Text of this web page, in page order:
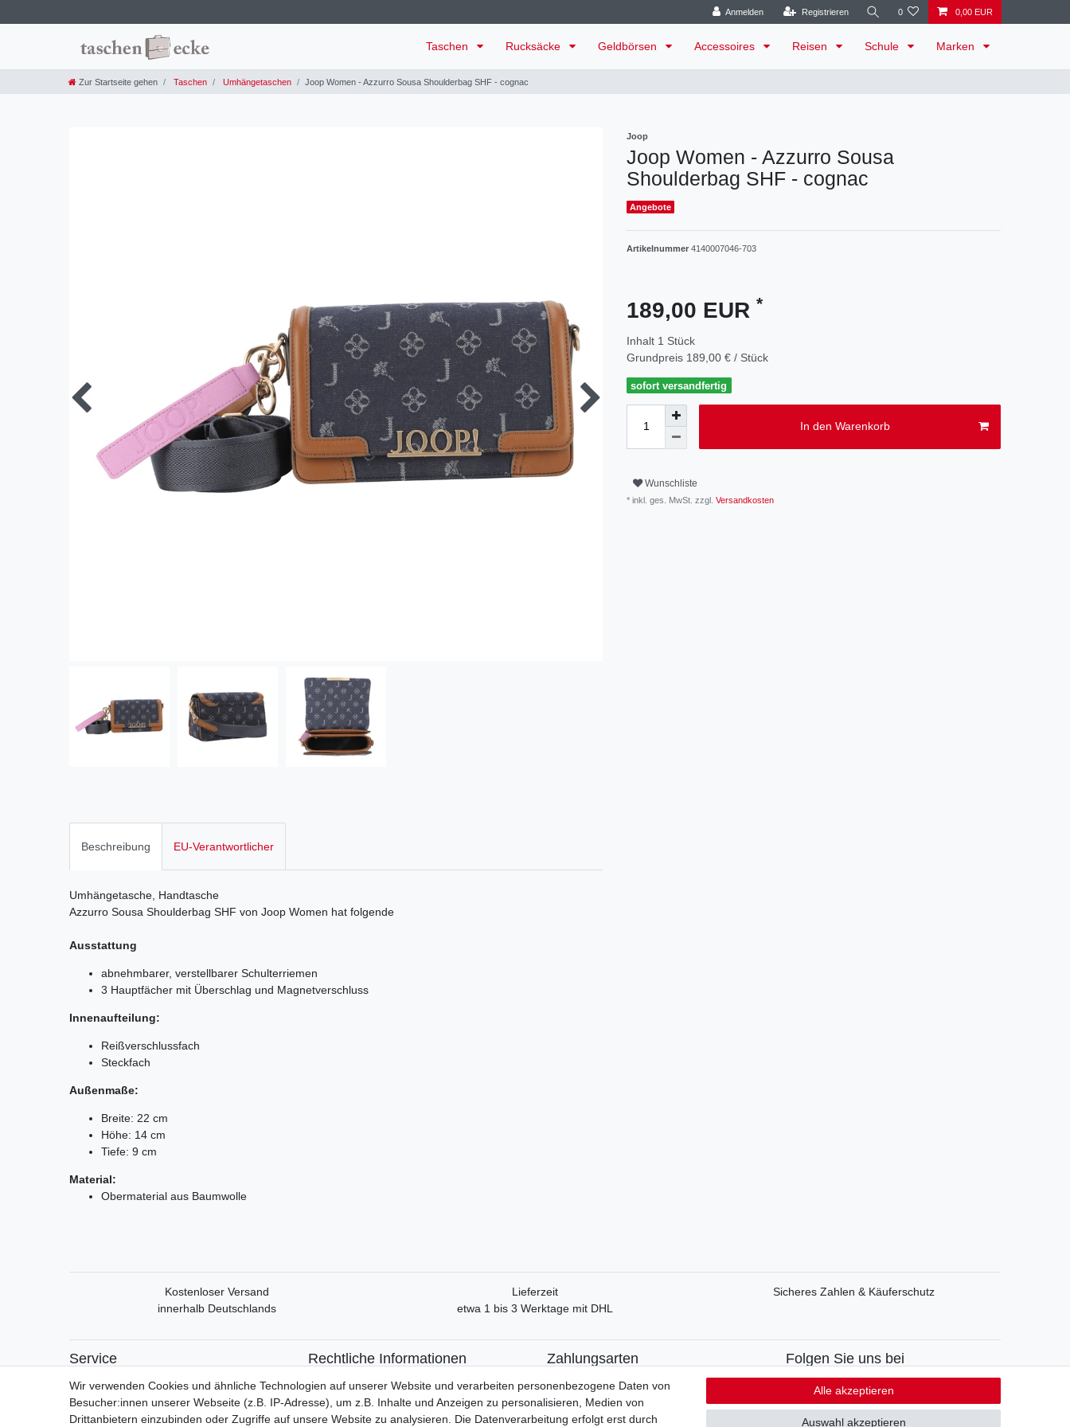
Anmelden Registrieren 0 0,00 EUR
Taschen Rucksäcke Geldbörsen Accessoires Reisen Schule Marken
Zur Startseite gehen Taschen Umhängetaschen Joop Women - Azzurro Sousa Shoulderbag SHF - cognac
Joop
Joop Women - Azzurro Sousa
Shoulderbag SHF - cognac
Angebote
Artikelnummer 4140007046-703
189,00 EUR *
Inhalt 1 Stück
Grundpreis 189,00 € / Stück
sofort versandfertig
In den Warenkorb
Wunschliste
* inkl. ges. MwSt. zzgl. Versandkosten
Beschreibung EU-Verantwortlicher
Umhängetasche, Handtasche
Azzurro Sousa Shoulderbag SHF von Joop Women hat folgende
Ausstattung
abnehmbarer, verstellbarer Schulterriemen
3 Hauptfächer mit Überschlag und Magnetverschluss
Innenaufteilung:
Reißverschlussfach
Steckfach
Außenmaße:
Breite: 22 cm
Höhe: 14 cm
Tiefe: 9 cm
Material:
Obermaterial aus Baumwolle
Kostenloser Versand
innerhalb Deutschlands
Lieferzeit
etwa 1 bis 3 Werktage mit DHL
Sicheres Zahlen & Käuferschutz
Service
Mein Konto
Versand & Retoure
Rechtliche Informationen
Widerrufsrecht
Widerrufsformular
Datenschutzerklärung
Zahlungsarten
Paypal
Kreditkarte
Lastschrift
Folgen Sie uns bei
Facebook
Instagram
Wir verwenden Cookies und ähnliche Technologien auf unserer Website und verarbeiten personenbezogene Daten von
Besucher:innen unserer Webseite (z.B. IP-Adresse), um z.B. Inhalte und Anzeigen zu personalisieren, Medien von
Drittanbietern einzubinden oder Zugriffe auf unsere Website zu analysieren. Die Datenverarbeitung erfolgt erst durch
Alle akzeptieren
Auswahl akzeptieren